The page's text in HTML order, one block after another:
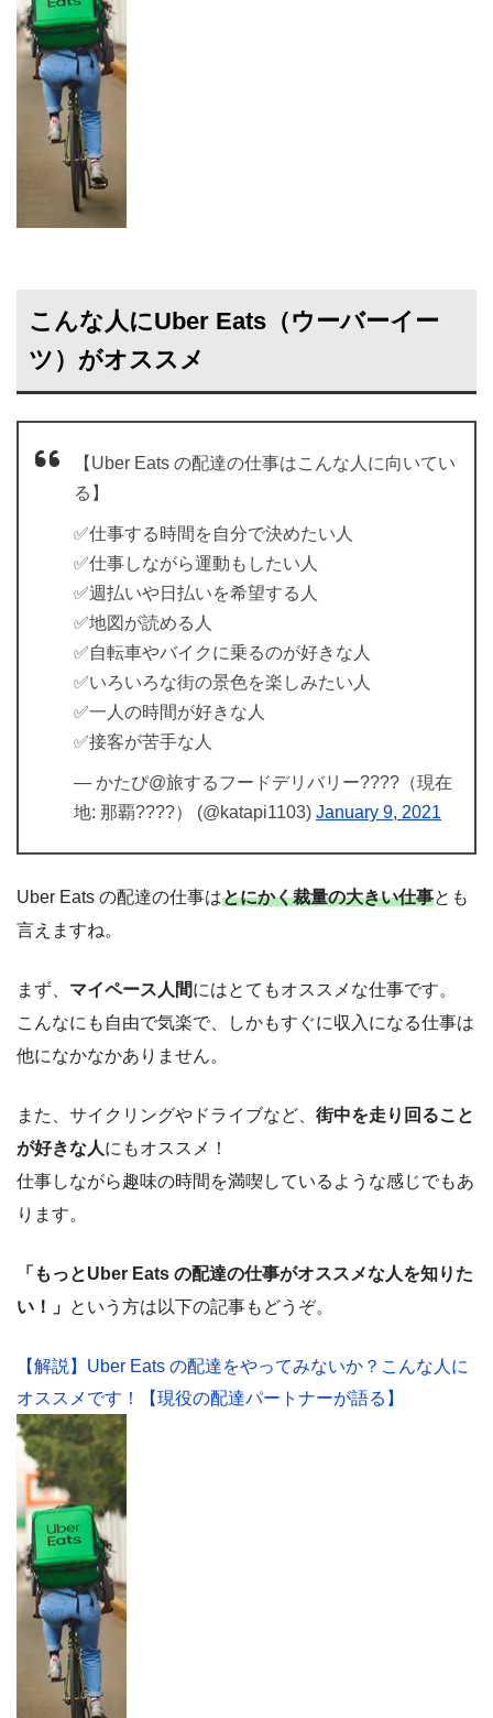
こんな人にUber Eats（ウーバーイー
ツ）がオススメ
【Uber Eats の配達の仕事はこんな人に向いてい
る】
✅仕事する時間を自分で決めたい人
✅仕事しながら運動もしたい人
✅週払いや日払いを希望する人
✅地図が読める人
✅自転車やバイクに乗るのが好きな人
✅いろいろな街の景色を楽しみたい人
✅一人の時間が好きな人
✅接客が苦手な人
— かたぴ@旅するフードデリバリー????（現在
地: 那覇????） (@katapi1103) January 9, 2021
Uber Eats の配達の仕事はとにかく裁量の大きい仕事とも
言えますね。
まず、 マイペース人間にはとてもオススメな仕事です。
こんなにも自由で気楽で、しかもすぐに収入になる仕事は
他になかなかありません。
また、サイクリングやドライブなど、 街中を走り回ること
が好きな人にもオススメ！
仕事しながら趣味の時間を満喫しているような感じでもあ
ります。
「もっとUber Eats の配達の仕事がオススメな人を知りた
い！」 という方は以下の記事もどうぞ。
【解説】Uber Eats の配達をやってみないか？こんな人に
オススメです！【現役の配達パートナーが語る】